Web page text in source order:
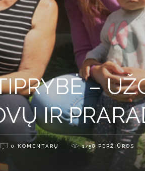
–
IR
0 KOMENTARŲ 1758 PERŽIŪROS